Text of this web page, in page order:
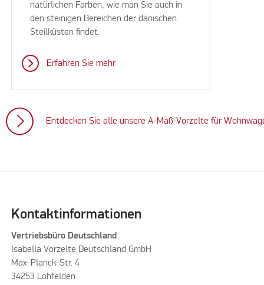
natürlichen Farben, wie man Sie auch in
den steinigen Bereichen der dänischen
Steilküsten findet.
Erfahren Sie mehr
Entdecken Sie alle unsere A-Maß-Vorzelte für
Kontaktinformationen
Vertriebsbüro Deutschland
Isabella Vorzelte Deutschland GmbH
Max-Planck-Str. 4
34253 Lohfelden